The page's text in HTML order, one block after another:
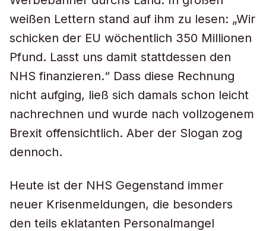
weißen Lettern stand auf ihm zu lesen: „Wir
schicken der EU wöchentlich 350 Millionen
Pfund. Lasst uns damit stattdessen den
NHS finanzieren.“ Dass diese Rechnung
nicht aufging, ließ sich damals schon leicht
nachrechnen und wurde nach vollzogenem
Brexit offensichtlich. Aber der Slogan zog
dennoch.
Heute ist der NHS Gegenstand immer
neuer Krisenmeldungen, die besonders
den teils eklatanten Personalmangel